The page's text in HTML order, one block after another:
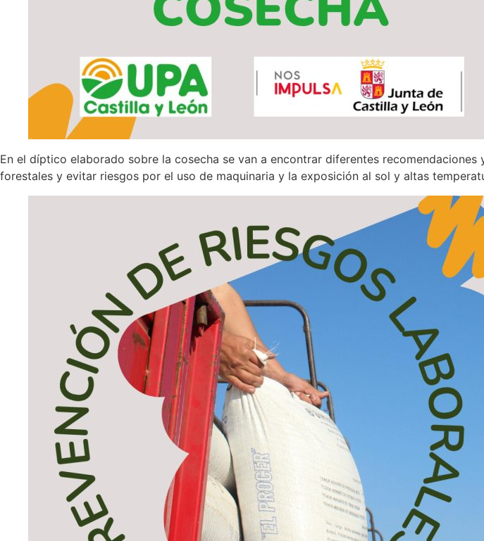
En el díptico elaborado sobre la cosecha se van a encontrar diferentes
forestales y evitar riesgos por el uso de maquinaria y la exposición al sol y altas